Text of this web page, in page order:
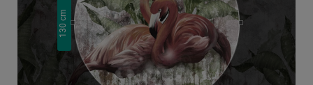
130
cm